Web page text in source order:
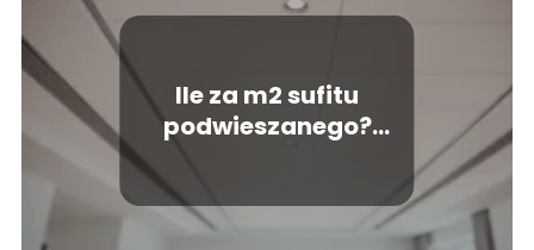
Ile za m2 sufitu
podwieszanego?